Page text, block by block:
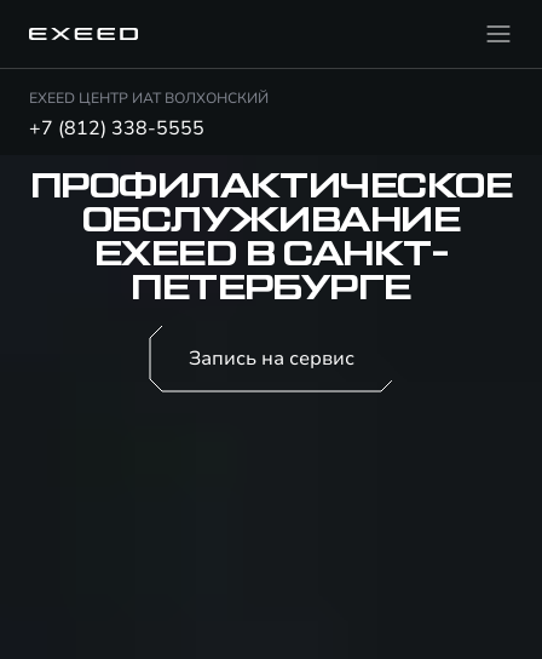
EXEED ЦЕНТР ИАТ ВОЛХОНСКИЙ
+7 (812) 338-5555
ПРОФИЛАКТИЧЕСКОЕ
ОБСЛУЖИВАНИЕ
EXEED В САНКТ-
ПЕТЕРБУРГЕ
Запись на сервис